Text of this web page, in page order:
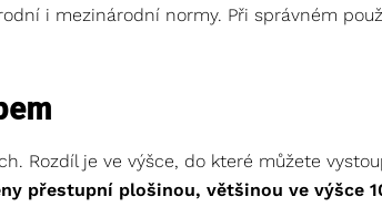
i mezinárodní normy. Při správném
Rozdíl je ve výšce, do které můžete
přestupní plošinou, většinou ve výšce